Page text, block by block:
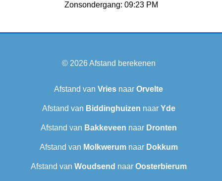
Zonsondergang: 09:23 PM
© 2026Afstand berekenen
Afstand van Vries naar Orvelte
Afstand van Biddinghuizen naar Yde
Afstand van Bakkeveen naar Dronten
Afstand van Molkwerumnaar Dokkum
Afstand van Woudsend naar Oosterbierum